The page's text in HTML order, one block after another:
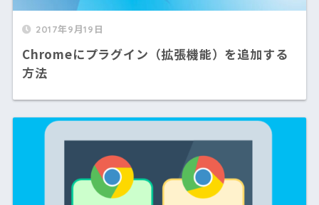
2017年9月19日
Chromeにプラグイン（拡張機能）を追加する
方法